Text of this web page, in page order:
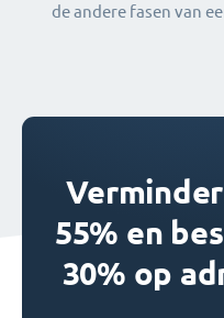
de andere fasen van
55% en
30% op